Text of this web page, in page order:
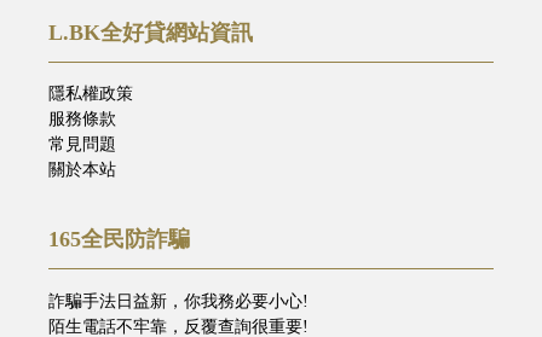
L.BK全好貸網站資訊
隱私權政策
服務條款
常見問題
關於本站
165全民防詐騙
詐騙手法日益新，你我務必要小心!
陌生電話不牢靠，反覆查詢很重要!